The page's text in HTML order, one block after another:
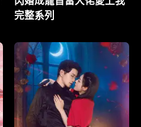
完整系列